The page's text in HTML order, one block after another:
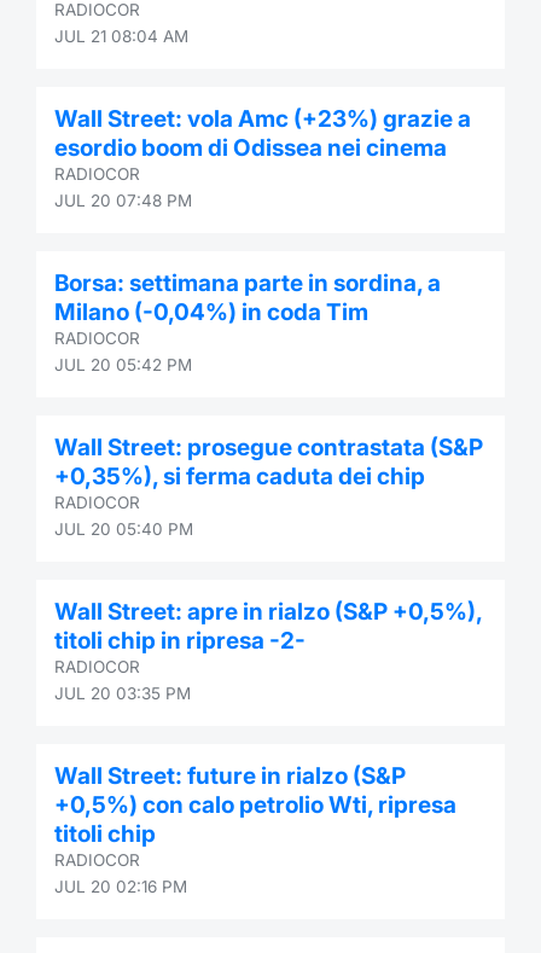
RADIOCOR
JUL 21 08:04 AM
Wall Street: vola Amc (+23%) grazie a
esordio boom di Odissea nei cinema
RADIOCOR
JUL 20 07:48 PM
Borsa: settimana parte in sordina, a
Milano (-0,04%) in coda Tim
RADIOCOR
JUL 20 05:42 PM
Wall Street: prosegue contrastata (S&P
+0,35%), si ferma caduta dei chip
RADIOCOR
JUL 20 05:40 PM
Wall Street: apre in rialzo (S&P +0,5%),
titoli chip in ripresa -2-
RADIOCOR
JUL 20 03:35 PM
Wall Street: future in rialzo (S&P
+0,5%) con calo petrolio Wti, ripresa
titoli chip
RADIOCOR
JUL 20 02:16 PM